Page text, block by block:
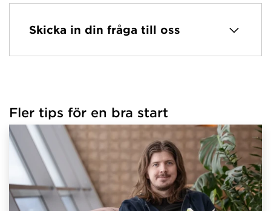
Skicka in din fråga till oss
Fler tips för en bra start